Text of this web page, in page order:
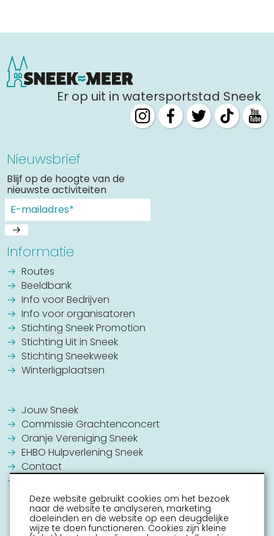
Er op uit in watersportstad Sneek
Nieuwsbrief
Blijf op de hoogte van de
nieuwste activiteiten
Informatie
Routes
Beeldbank
Info voor Bedrijven
Info voor organisatoren
Stichting Sneek Promotion
Stichting Uit in Sneek
Stichting Sneekweek
Winterligplaatsen
Jouw Sneek
Commissie Grachtenconcert
Oranje Vereniging Sneek
EHBO Hulpverlening Sneek
Contact
Deze website gebruikt cookies om het bezoek
naar de website te analyseren, marketing
doeleinden en de website op een deugdelijke
wijze te doen functioneren. Cookies zijn kleine